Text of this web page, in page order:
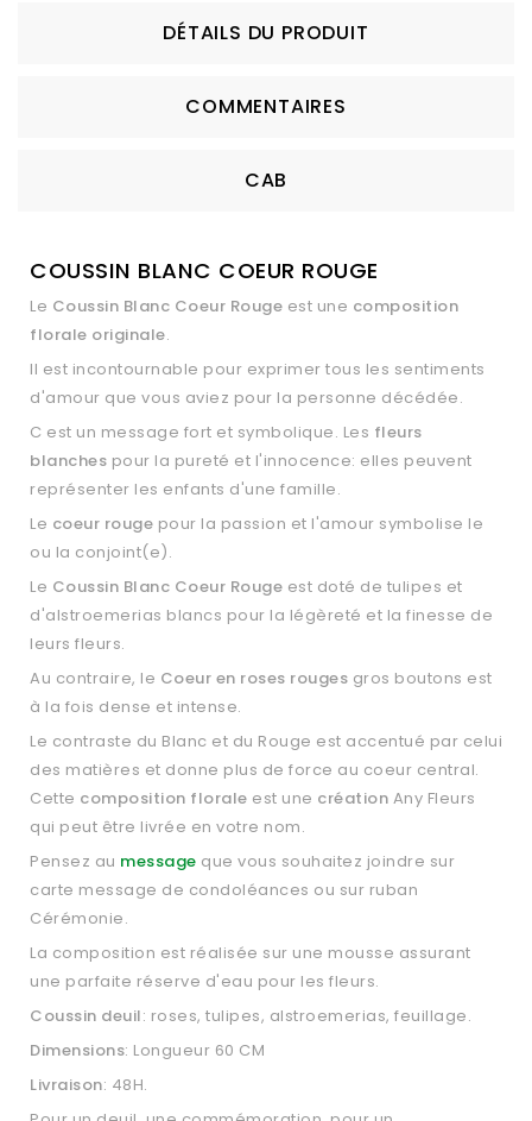
DÉTAILS DU PRODUIT
COMMENTAIRES
CAB
COUSSIN BLANC COEUR ROUGE
Le Coussin Blanc Coeur Rouge est une composition
florale originale.
Il est incontournable pour exprimer tous les sentiments
d'amour que vous aviez pour la personne décédée.
C est un message fort et symbolique. Les fleurs
blanches pour la pureté et l'innocence: elles peuvent
représenter les enfants d'une famille.
Le coeur rouge pour la passion et l'amour symbolise le
ou la conjoint(e).
Le Coussin Blanc Coeur Rouge est doté de tulipes et
d'alstroemerias blancs pour la légèreté et la finesse de
leurs fleurs.
Au contraire, le Coeur en roses rouges gros boutons est
à la fois dense et intense.
Le contraste du Blanc et du Rouge est accentué par celui
des matières et donne plus de force au coeur central.
Cette composition florale est une création Any Fleurs
qui peut être livrée en votre nom.
Pensez au message que vous souhaitez joindre sur
carte message de condoléances ou sur ruban
Cérémonie.
La composition est réalisée sur une mousse assurant
une parfaite réserve d'eau pour les fleurs.
Coussin deuil: roses, tulipes, alstroemerias, feuillage.
Dimensions: Longueur 60 CM
Livraison: 48H.